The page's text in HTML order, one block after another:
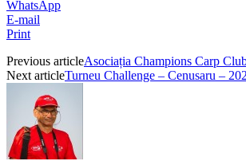
WhatsApp
E-mail
Print
Previous articleAsociația Champions Carp
Next articleTurneu Challenge – Cenusaru –